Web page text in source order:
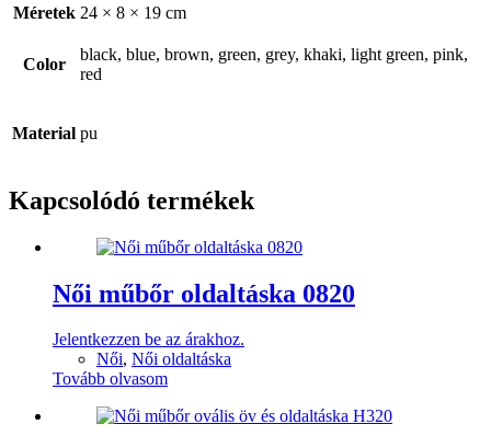
Méretek 24 × 8 × 19 cm
Color
black, blue, brown, green, grey, khaki, light green, pink,
red
Material pu
Kapcsolódó termékek
Női műbőr oldaltáska 0820
Jelentkezzen be az árakhoz.
Női, Női oldaltáska
Tovább olvasom